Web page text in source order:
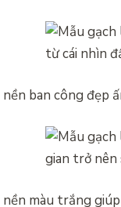
ban công đẹp
màu trắng